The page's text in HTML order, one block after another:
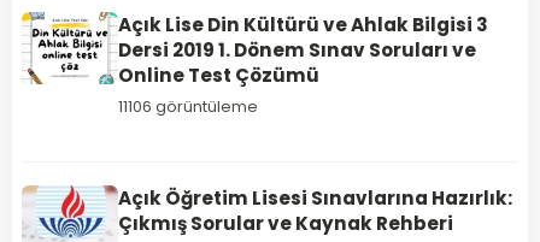
Açık Lise Din Kültürü ve Ahlak Bilgisi 3
Dersi 2019 1. Dönem Sınav Soruları ve
Online Test Çözümü
11106 görüntüleme
Açık Öğretim Lisesi Sınavlarına Hazırlık:
Çıkmış Sorular ve Kaynak Rehberi